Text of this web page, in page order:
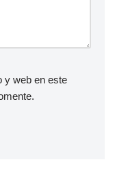
y web en este